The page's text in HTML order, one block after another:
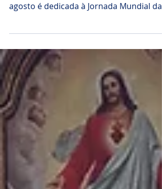
agosto é dedicada à Jornada Mundial da